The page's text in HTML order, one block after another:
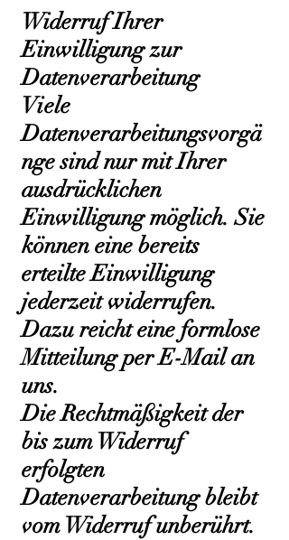
Widerruf Ihrer
Einwilligung zur
Datenverarbeitung
Viele
Datenverarbeitungsvorgä
nge sind nur mit Ihrer
ausdrücklichen
Einwilligung möglich. Sie
können eine bereits
erteilte Einwilligung
jederzeit widerrufen.
Dazu reicht eine formlose
Mitteilung per E-Mail an
uns.
Die Rechtmäßigkeit der
bis zum Widerruf
erfolgten
Datenverarbeitung bleibt
vom Widerruf unberührt.